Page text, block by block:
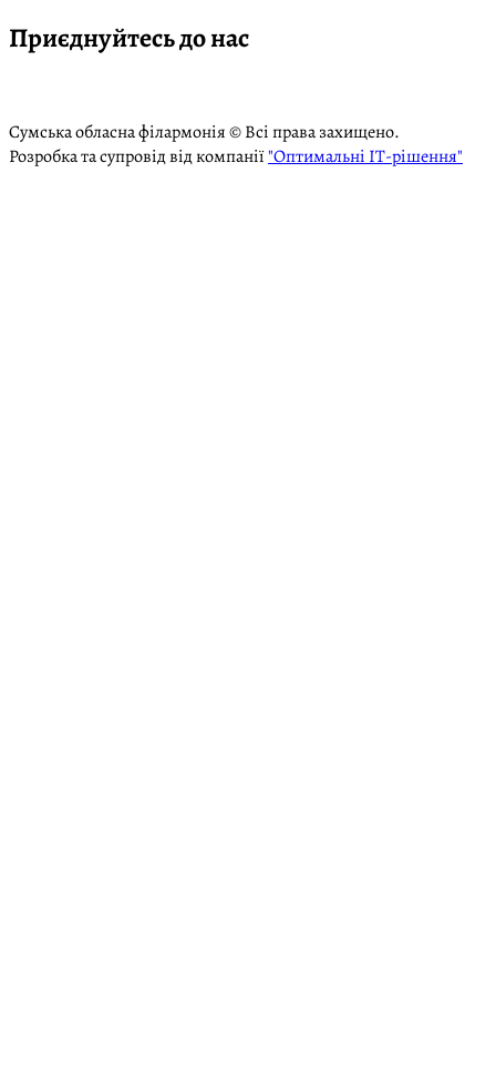
Приєднуйтесь до нас
Сумська обласна філармонія © Всі права захищено.
Розробка та супровід від компанії"Оптимальні ІТ-рішення"